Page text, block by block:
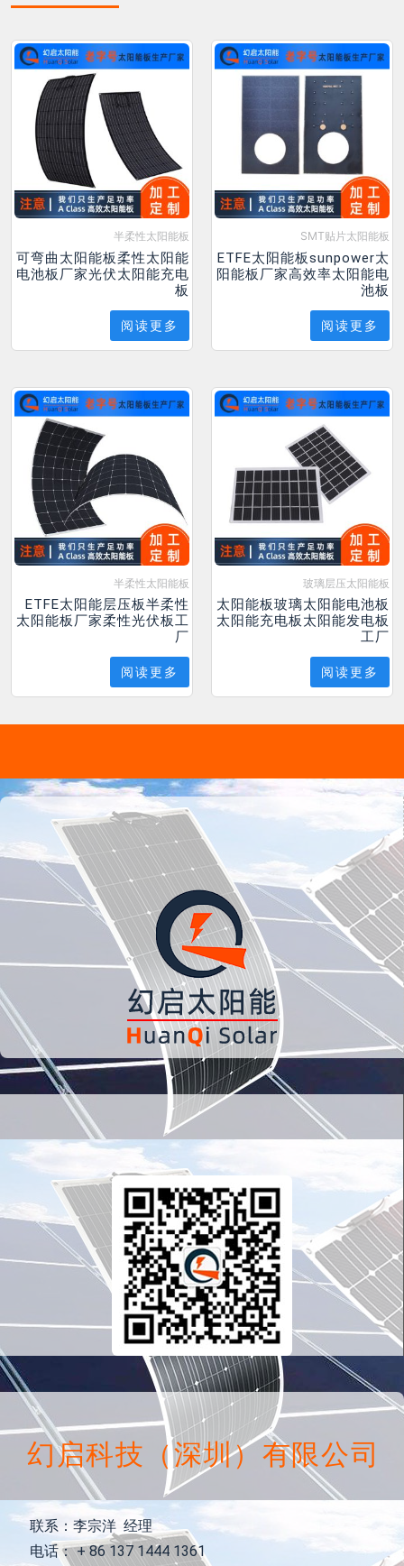
半柔性太阳能板
可弯曲太阳能板柔性太阳能
电池板厂家光伏太阳能充电
板
阅读更多
SMT贴片太阳能板
ETFE太阳能板sunpower太
阳能板厂家高效率太阳能电
池板
阅读更多
半柔性太阳能板
ETFE太阳能层压板半柔性
太阳能板厂家柔性光伏板工
厂
阅读更多
玻璃层压太阳能板
太阳能板玻璃太阳能电池板
太阳能充电板太阳能发电板
工厂
阅读更多
幻启科技（深圳）有限公司
联系：李宗洋 经理
电话： + 86 137 1444 1361